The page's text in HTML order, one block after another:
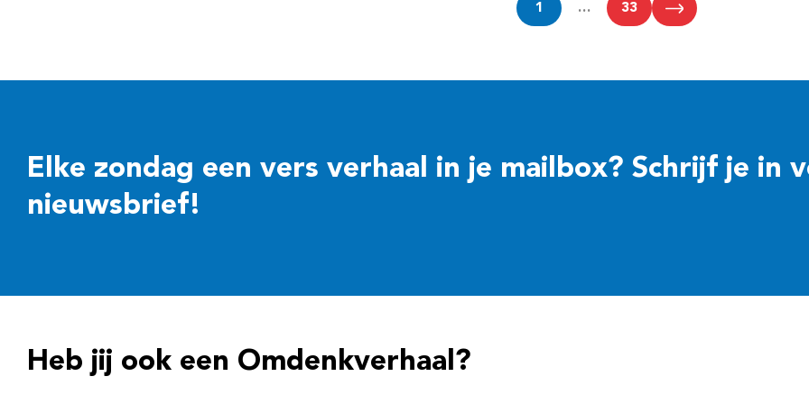
1 … 33
Elke zondag een vers verhaal in je mailbox? Schrijf je in
nieuwsbrief!
Heb jij ook een Omdenkverhaal?